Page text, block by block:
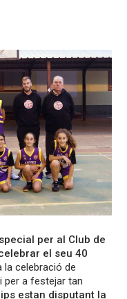
per al Club de
el seu 40
la celebració de
per a festejar tan
estan disputant la